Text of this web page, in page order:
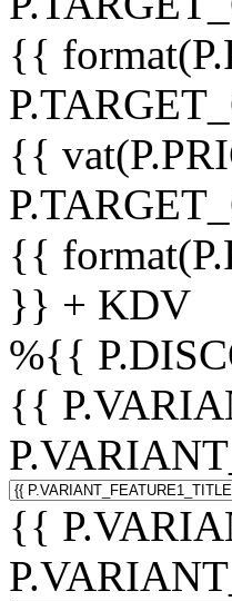
{{
{{
{{
}} + KDV
%{{
{{
{{